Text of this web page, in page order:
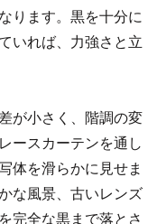
ります。黒を十分に
いれば、力強さと立
が小さく、階調の変
ースカーテンを通し
体を滑らかに見せま
な風景、古いレンズ
完全な黒まで落とさ